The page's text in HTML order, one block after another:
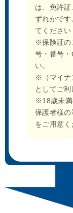
エムアンドアイア
横田守 追憶
は、免許
ずれかです
てください
※保険証の
号・番号・
い。
※（マイナ
としてご利
※18歳未満
保護者様
をご用意く